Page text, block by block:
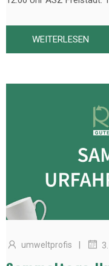
WEITERLESEN
umweltprofis |